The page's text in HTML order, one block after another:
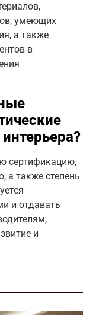
умеющих
а также
в
сертификацию,
а также степень
и отдавать
и